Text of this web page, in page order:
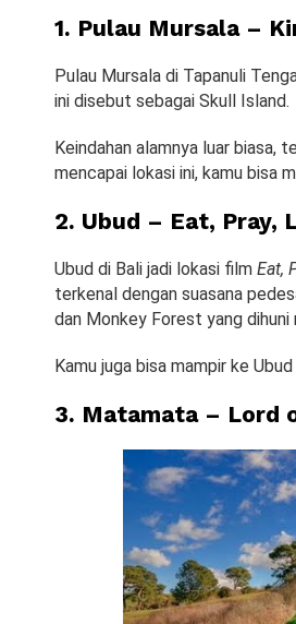
1. Pulau Mursala –
Pulau Mursala di Tapanuli
ini disebut sebagai Skull Island.
Keindahan alamnya luar biasa,
mencapai lokasi ini, kamu bisa
2. Ubud – Eat, Pray,
Ubud di Bali jadi lokasi film Eat,
terkenal dengan suasana
dan Monkey Forest yang
Kamu juga bisa mampir ke
3. Matamata – Lord